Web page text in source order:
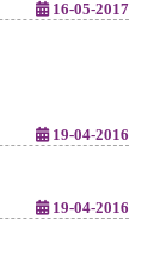
16-05-2017
19-04-2016
19-04-2016